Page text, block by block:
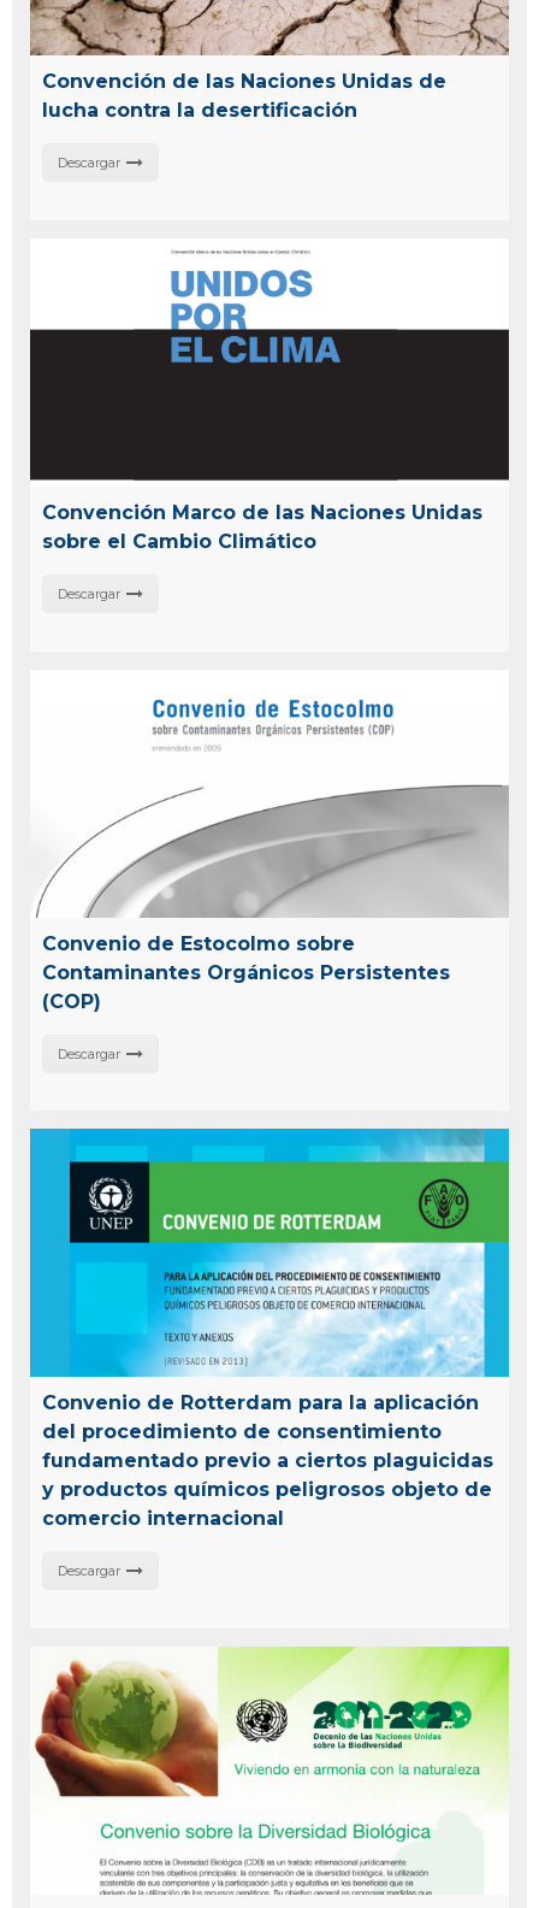
Convención de las Naciones Unidas de
lucha contra la desertificación
Descargar
Convención Marco de las Naciones Unidas
sobre el Cambio Climático
Descargar
Convenio de Estocolmo sobre
Contaminantes Orgánicos Persistentes
(COP)
Descargar
Convenio de Rotterdam para la aplicación
del procedimiento de consentimiento
fundamentado previo a ciertos plaguicidas
y productos químicos peligrosos objeto de
comercio internacional
Descargar